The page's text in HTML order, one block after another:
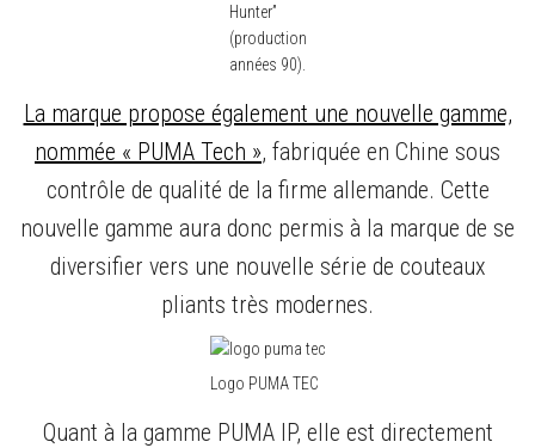
Hunter”
(production
années 90).
La marque propose également une nouvelle gamme,
nommée « PUMA Tech », fabriquée en Chine sous
contrôle de qualité de la firme allemande. Cette
nouvelle gamme aura donc permis à la marque de se
diversifier vers une nouvelle série de couteaux
pliants très modernes.
Logo PUMA TEC
Quant à la gamme PUMA IP, elle est directement